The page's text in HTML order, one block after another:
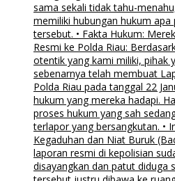
sama sekali tidak tahu-
memiliki hubungan hukum apa
tersebut. • Fakta Hukum:
Resmi ke Polda Riau:
otentik yang kami miliki, pihak
sebenarnya telah membuat
Polda Riau pada tanggal 22
hukum yang mereka hadapi.
proses hukum yang sah
terlapor yang bersangkutan. •
Kegaduhan dan Niat Buruk
laporan resmi di kepolisian
disayangkan dan patut diduga